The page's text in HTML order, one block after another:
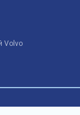
Volvo